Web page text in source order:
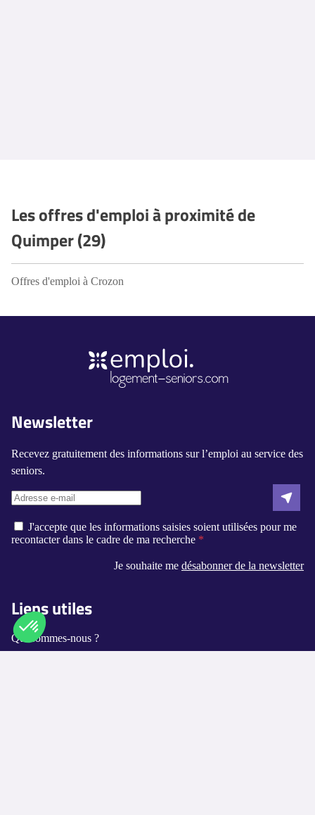
Les offres d'emploi à proximité de
Quimper (29)
Offres d'emploi à Crozon
Newsletter
Recevez gratuitement des informations sur l’emploi au service des
seniors.
J'accepte que les informations saisies soient utilisées pour me
recontacter dans le cadre de ma recherche
Je souhaite me désabonner de la newsletter
Liens utiles
Qui sommes-nous ?